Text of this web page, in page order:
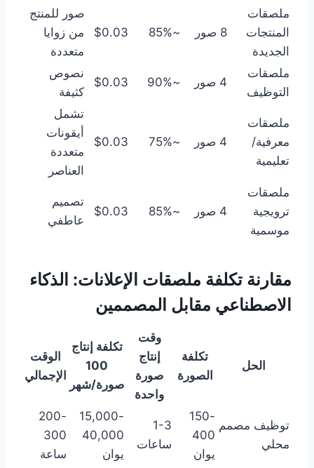
ملصقات
المنتجات
الجديدة
8 صور ~85%
$0.03
صور للمنتج
من زوايا
متعددة
ملصقات
التوظيف
4 صور ~90%
$0.03
نصوص
كثيفة
ملصقات
معرفية/
تعليمية
4 صور ~75%
$0.03
تشمل
أيقونات
متعددة
العناصر
ملصقات
ترويجية
موسمية
4 صور ~85%
$0.03
تصميم
عاطفي
مقارنة تكلفة ملصقات الإعلانات: الذكاء
الاصطناعي مقابل المصممين
الحل
تكلفة
الصورة
وقت
إنتاج
صورة
واحدة
تكلفة إنتاج
100
صورة/شهر
الوقت
الإجمالي
توظيف مصمم
محلي
150-
400
يوان
1-3
ساعات
15,000-
40,000
يوان
200-
300
ساعة